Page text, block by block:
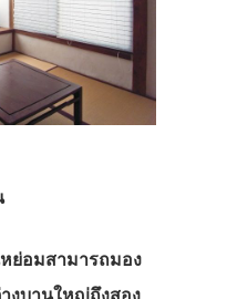
ย่อมสามารถมอง
งบานใหญ่ถึงสอง